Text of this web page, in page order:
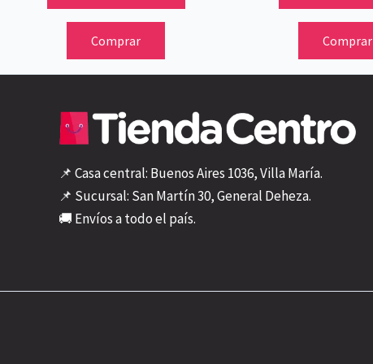
Comprar Comprar
📌 Casa central: Buenos Aires 1036, Villa María.
📌 Sucursal: San Martín 30, General Deheza.
🚚 Envíos a todo el país.